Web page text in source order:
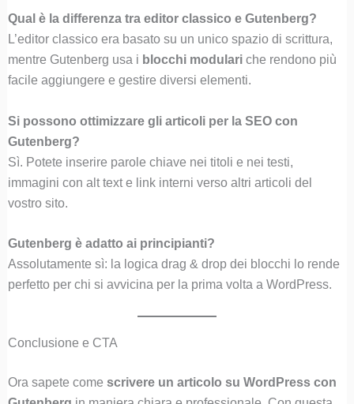
Qual è la differenza tra editor classico e Gutenberg?
L’editor classico era basato su un unico spazio di scrittura,
mentre Gutenberg usa i blocchi modulariche rendono più
facile aggiungere e gestire diversi elementi.
Si possono ottimizzare gli articoli per la SEO con
Gutenberg?
Sì. Potete inserire parole chiave nei titoli e nei testi,
immagini con alt text e link interni verso altri articoli del
vostro sito.
Gutenberg è adatto ai principianti?
Assolutamente sì: la logica drag & drop dei blocchi lo rende
perfetto per chi si avvicina per la prima volta a WordPress.
Conclusione e CTA
Ora sapete come scrivere un articolo su WordPress con